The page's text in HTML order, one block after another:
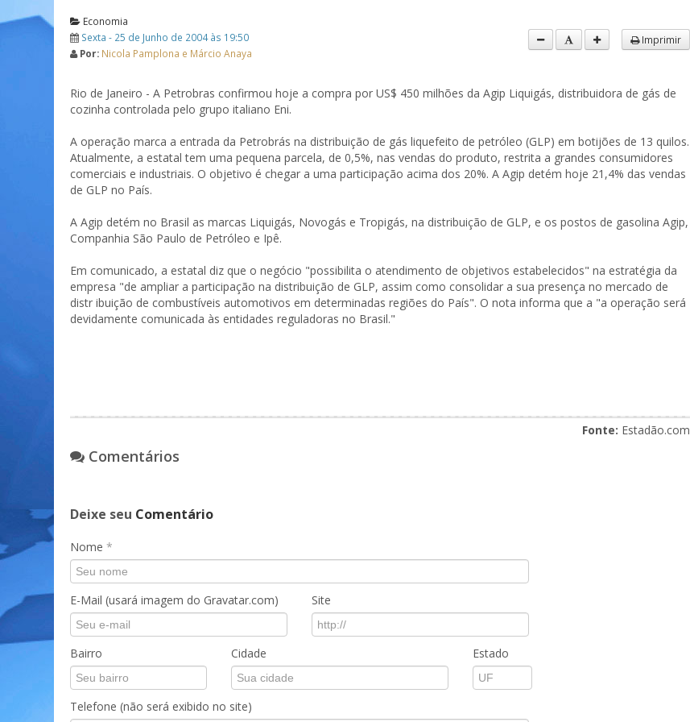
Economia
Sexta - 25 de Junho de 2004 às 19:50
Por: Nicola Pamplona e Márcio Anaya
Imprimir
Rio de Janeiro - A Petrobras confirmou hoje a compra por US$ 450 milhões da Agip Liquigás, distribuidora de gás de
cozinha controlada pelo grupo italiano Eni.
A operação marca a entrada da Petrobrás na distribuição de gás liquefeito de petróleo (GLP) em botijões de 13 quilos.
Atualmente, a estatal tem uma pequena parcela, de 0,5%, nas vendas do produto, restrita a grandes consumidores
comerciais e industriais. O objetivo é chegar a uma participação acima dos 20%. A Agip detém hoje 21,4% das vendas
de GLP no País.
A Agip detém no Brasil as marcas Liquigás, Novogás e Tropigás, na distribuição de GLP, e os postos de gasolina Agip,
Companhia São Paulo de Petróleo e Ipê.
Em comunicado, a estatal diz que o negócio "possibilita o atendimento de objetivos estabelecidos" na estratégia da
empresa "de ampliar a participação na distribuição de GLP, assim como consolidar a sua presença no mercado de
distr ibuição de combustíveis automotivos em determinadas regiões do País". O nota informa que a "a operação será
devidamente comunicada às entidades reguladoras no Brasil."
Fonte: Estadão.com
Comentários
Deixe seu Comentário
Nome *
E-Mail (usará imagem do Gravatar.com) Site
Bairro Cidade Estado
Telefone (não será exibido no site)